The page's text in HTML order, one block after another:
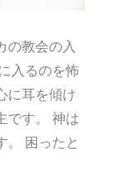
の教会の入
入るのを怖
に耳を傾け
です。 神は
。 困ったと